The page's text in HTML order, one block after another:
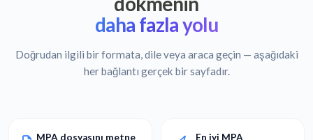
daha fazla yolu
Doğrudan ilgili bir formata, dile veya araca geçin — aşağıdaki
her bağlantı gerçek bir sayfadır.
MPA dosyasını metne
En iyi MPA